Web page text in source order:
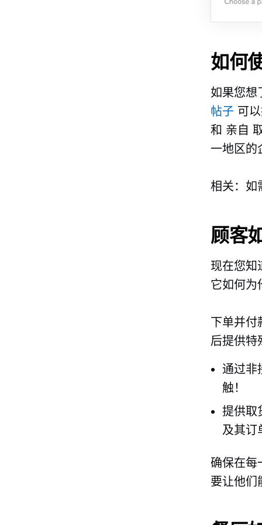
如何
如果您想
帖子 可
和 亲自
一地区的
相关：如
顾客
现在您知
它如何为
下单并付
后提供特
通过非
触！
提供取
及其订
确保在每
要让他们